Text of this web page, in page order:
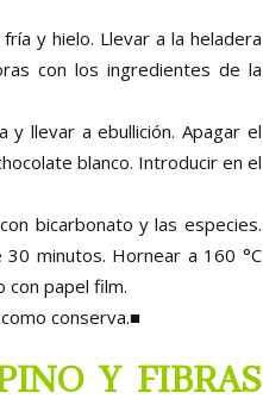
y hielo. Llevar a la heladera
con los ingredientes de la
y llevar a ebullición. Apagar el
blanco. Introducir en el
bicarbonato y las especies.
minutos. Hornear a 160 °C
con papel film.
conserva.■
Y FIBRAS